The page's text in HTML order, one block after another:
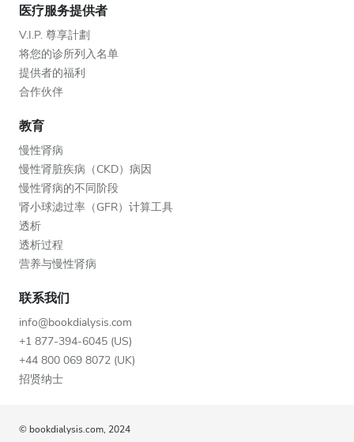
医疗服务提供者
V.I.P. 尊享計劃
将您的诊所列入名单
提供者的福利
合作伙伴
教育
慢性肾病
慢性肾脏疾病（CKD）病因
慢性肾病的不同阶段
肾小球滤过率（GFR）计算工具
透析
透析过程
营养与慢性肾病
联系我们
info@bookdialysis.com
+1 877-394-6045 (US)
+44 800 069 8072 (UK)
招贤纳士
© bookdialysis.com, 2024